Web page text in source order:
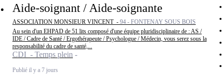
Aide-soignant / Aide-soignante
ASSOCIATION MONSIEUR VINCENT - 94 - FONTENAY SOUS BOIS
Au sein d'un EHPAD de 51 lits composé d'une équipe pluridisciplinaire de : AS /
IDE / Cadre de Santé / Ergothérapeute / Psychologue / Médecin, vous serez sous la
responsabilité du cadre de santé,...
CDI - Temps plein
Publié il y a 7 jours